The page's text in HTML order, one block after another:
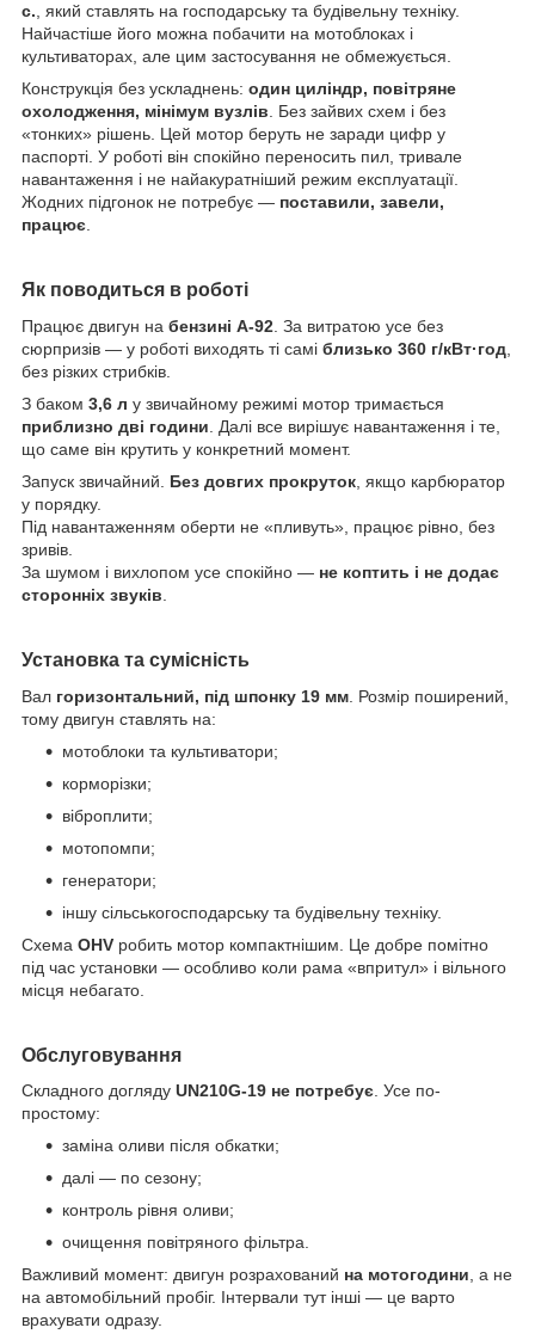
с., який ставлять на господарську та будівельну техніку.
Найчастіше його можна побачити на мотоблоках і
культиваторах, але цим застосування не обмежується.
Конструкція без ускладнень: один циліндр, повітряне
охолодження, мінімум вузлів. Без зайвих схем і без
«тонких» рішень. Цей мотор беруть не заради цифр у
паспорті. У роботі він спокійно переносить пил, тривале
навантаження і не найакуратніший режим експлуатації.
Жодних підгонок не потребує — поставили, завели,
працює.
Як поводиться в роботі
Працює двигун на бензині А-92 . За витратою усе без
сюрпризів — у роботі виходять ті самі близько 360 г/кВт·год
без різких стрибків.
З баком 3,6 л у звичайному режимі мотор тримається
приблизно дві години . Далі все вирішує навантаження і те,
що саме він крутить у конкретний момент.
Запуск звичайний. Без довгих прокруток , якщо карбюратор
у порядку.
Під навантаженням оберти не «пливуть», працює рівно, без
зривів.
За шумом і вихлопом усе спокійно — не коптить і не додає
сторонніх звуків
Установка та сумісність
Вал горизонтальний, під шпонку 19 мм . Розмір поширений,
тому двигун ставлять на:
мотоблоки та культиватори;
корморізки;
віброплити;
мотопомпи;
генератори;
іншу сільськогосподарську та будівельну техніку.
Схема OHV робить мотор компактнішим. Це добре помітно
під час установки — особливо коли рама «впритул» і вільного
місця небагато.
Обслуговування
Складного догляду UN210G-19 не потребує. Усе по-
простому:
заміна оливи після обкатки;
далі — по сезону;
контроль рівня оливи;
очищення повітряного фільтра.
Важливий момент: двигун розрахований на мотогодини, а не
на автомобільний пробіг. Інтервали тут інші — це варто
врахувати одразу.